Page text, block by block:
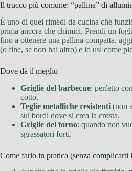
Il trucco più comune: “pallina” di
È uno di quei rimedi da cucina che
prima ancora che chimici. Prendi un
fino a ottenere una pallina compatta,
(o fine, se non hai altro) e lo usi come
Dove dà il meglio
Griglie del barbecue: perfetto
cotto.
Teglie metalliche resistenti (non
sui bordi dove si crea la crosta.
Griglie del forno: quando non
sgrassatori forti.
Come farlo in pratica (senza complicarti